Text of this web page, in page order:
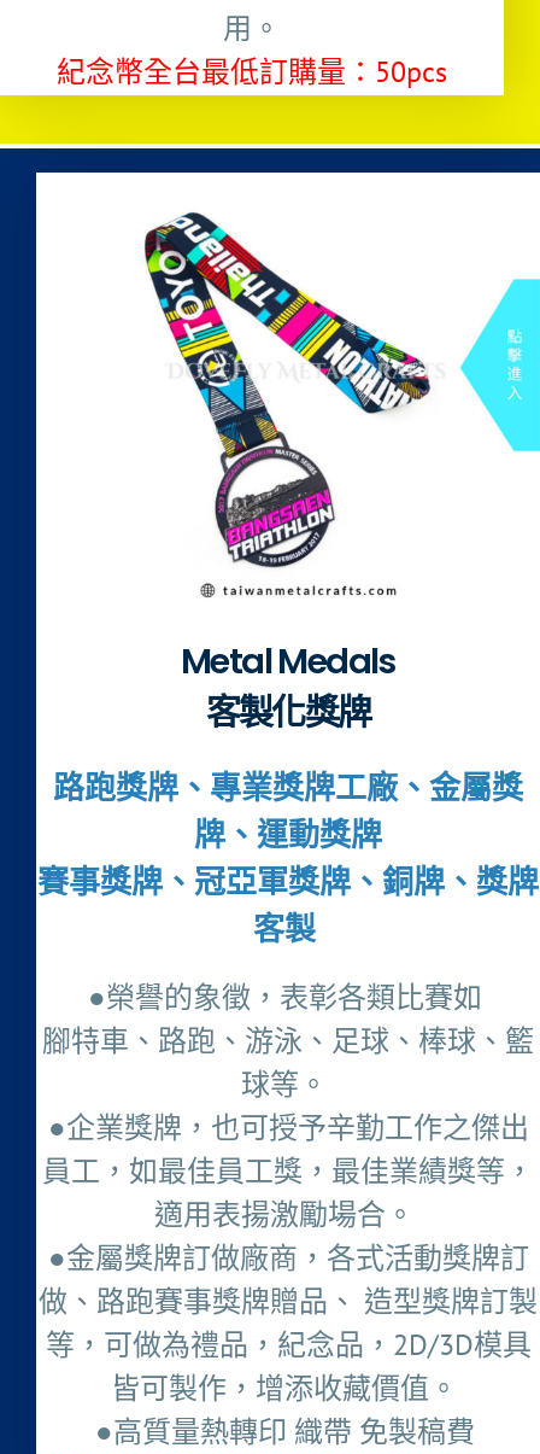
用。
紀念幣全台最低訂購量：50pcs
Metal Medals
客製化獎牌
路跑獎牌、專業獎牌工廠、金屬獎
牌、運動獎牌
賽事獎牌、冠亞軍獎牌、銅牌、獎牌
客製
●榮譽的象徵，表彰各類比賽如
腳特車、路跑、游泳、足球、棒球、籃
球等。
●企業獎牌，也可授予辛勤工作之傑出
員工，如最佳員工獎，最佳業績獎等，
適用表揚激勵場合。
●金屬獎牌訂做廠商，各式活動獎牌訂
做、路跑賽事獎牌贈品、 造型獎牌訂製
等，可做為禮品，紀念品，2D/3D模具
皆可製作，增添收藏價值。
●高質量熱轉印 織帶 免製稿費